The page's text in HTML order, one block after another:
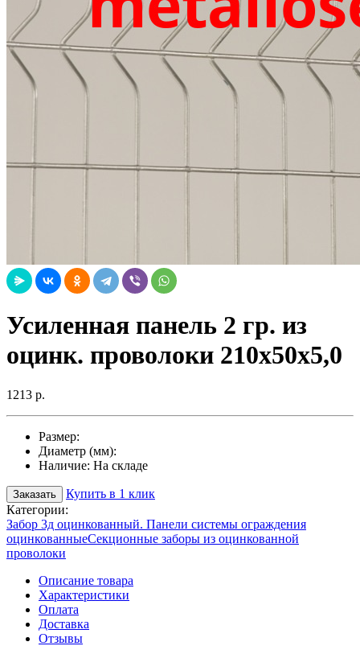
Усиленная панель 2 гр. из
оцинк. проволоки 210х50х5,0
1213 р.
Размер:
Диаметр (мм):
Наличие: На складе
Заказать
Купить в 1 клик
Категории:
Забор 3д оцинкованный. Панели системы ограждения
оцинкованныеСекционные заборы из оцинкованной
проволоки
Описание товара
Характеристики
Оплата
Доставка
Отзывы